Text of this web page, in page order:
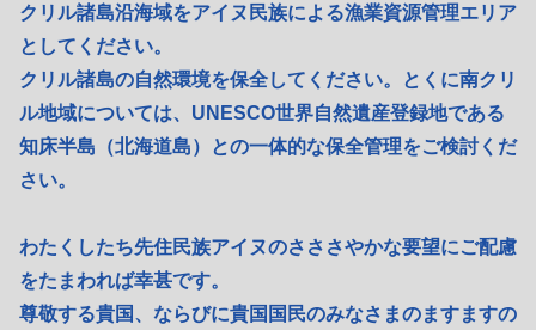
クリル諸島沿海域をアイヌ民族による漁業資源管理エリア
としてください。
クリル諸島の自然環境を保全してください。とくに南クリ
ル地域については、UNESCO世界自然遺産登録地である
知床半島（北海道島）との一体的な保全管理をご検討くだ
さい。
わたくしたち先住民族アイヌのさささやかな要望にご配慮
をたまわれば幸甚です。
尊敬する貴国、ならびに貴国国民のみなさまのますますの